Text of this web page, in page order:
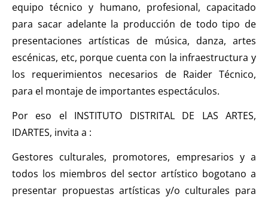
equipo técnico y humano, profesional, capacitado
para sacar adelante la producción de todo tipo de
presentaciones artísticas de música, danza, artes
escénicas, etc, porque cuenta con la infraestructura y
los requerimientos necesarios de Raider Técnico,
para el montaje de importantes espectáculos.
Por eso el INSTITUTO DISTRITAL DE LAS ARTES,
IDARTES, invita a :
Gestores culturales, promotores, empresarios y a
todos los miembros del sector artístico bogotano a
presentar propuestas artísticas y/o culturales para